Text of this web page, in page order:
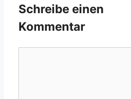
Schreibe einen
Kommentar